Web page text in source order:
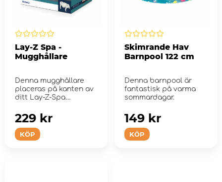
Lay-Z Spa -
Mugghållare
Denna mugghållare
placeras på kanten av
ditt Lay-Z-Spa
KÖP
229 kr
Skimrande Hav
Barnpool 122 cm
Denna barnpool är
fantastisk på varma
sommardagar.
KÖP
149 kr